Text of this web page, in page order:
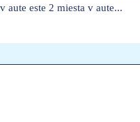
aute este 2 miesta v aute...